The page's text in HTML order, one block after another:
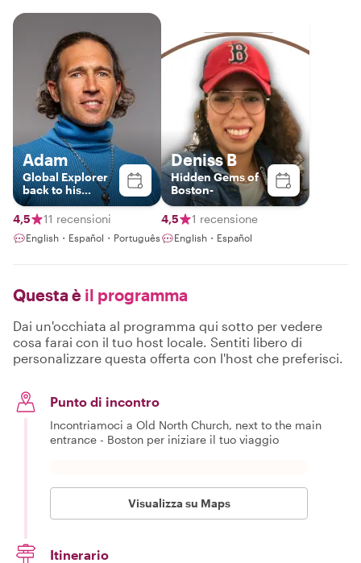
Adam
Global Explorer
back to his
Boston Roots!
4,5
11 recensioni
English・Español・Português
Deniss B
Hidden Gems of
Boston-
4,5 1 recensione
English・Español
Questa è il programma
Dai un'occhiata al programma qui sotto per vedere
cosa farai con il tuo host locale. Sentiti libero di
personalizzare questa offerta con l'host che preferisci.
Punto di incontro
Incontriamoci a Old North Church, next to the main
entrance - Boston per iniziare il tuo viaggio
Visualizza su Maps
Itinerario